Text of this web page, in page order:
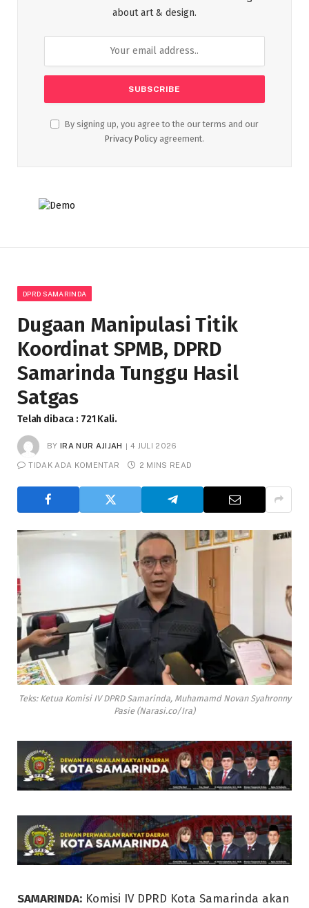
about art & design.
By signing up, you agree to the our terms and our
Privacy Policy agreement.
DPRD SAMARINDA
Dugaan Manipulasi Titik
Koordinat SPMB, DPRD
Samarinda Tunggu Hasil
Satgas
Telah dibaca : 721 Kali.
BY IRA NUR AJIJAH 4 JULI 2026
TIDAK ADA KOMENTAR 2 MINS READ
Teks: Ketua Komisi IV DPRD Samarinda, Muhamamd Novan Syahronny
Pasie (Narasi.co/Ira)
SAMARINDA: Komisi IV DPRD Kota Samarinda akan